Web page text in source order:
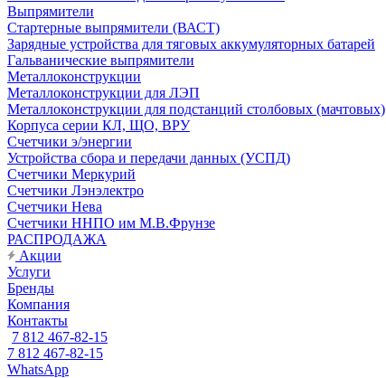
Выпрямители
Стартерные выпрямители (ВАСТ)
Зарядные устройства для тяговых аккумуляторных батарей
Гальванические выпрямители
Металлоконструкции
Металлоконструкции для ЛЭП
Металлоконструкции для подстанций столбовых (мачтовых)
Корпуса серии КЛ, ЩО, ВРУ
Счетчики э/энергии
Устройства сбора и передачи данных (УСПД)
Счетчики Меркурий
Счетчики Лэнэлектро
Счетчики Нева
Счетчики ННПО им М.В.Фрунзе
РАСПРОДАЖА
Акции
Услуги
Бренды
Компания
Контакты
7 812 467-82-15
7 812 467-82-15
WhatsApp